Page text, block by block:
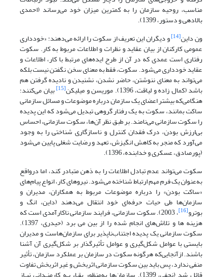
مناسب، روحیه سازمان را به کمترین میزان خود می‌رساند (احمدی
بالادهی و دستور، 1399).
ون داین[14] و دیگران این تعریف از سکوت را ارائه می‌دهند: «خوددارى
عمومى کارکنان از بیان عقاید و نظرات و اطلاعات مربوط به کار. سکوت
رفتارى است عمدى که در آن از طرح ایده‌های مرتبط با کار، اطلاعات و
عقاید خوددارى می‌شود. سکوت، فقط به معناى سخن نگفتن نیست بلکه
می‌تواند به معناى ننوشتن، حاضر نشدن، نشنیدن و نادیده گرفتن هم
باشد (کمال زاده و لیاقت، 1396). موریسن و میلیکن [15] بیان می‌کنند؛
هنگامی‌که بیشتر اعضاى یک سازمان درباره موضوعات و مسائل سازمانى
ساکت بمانند، سکوت به یک رفتار گروهى تبدیل می‌شود که این پدیده
را سکوت سازمانى می‌نامند. بر طبق نظر آن‌ها، سکوت سازمانى، احساس
بی‌ارزش بودن، درک فقدان کنترل و ناسازگارى شناختی را به وجود
می‌آورد که منجر به کاهش انگیزش، تعهد و رضایت شغلى پایین می‌شود
(پورصادق، عسکرى و خدابنده، 1396).
سکوت می‌تواند عدم تبادل اطلاعات را به ذهن متبادر کند، اما درواقع
به‌عنوان یک فرم مهم ارتباط شناخته می‌شود. نیروهای کار، انواع پیام‌های
«ساکت بودن» را درباره موضوعات مربوط به همکاران، مدیران و
سازمان‌ها طی حیات حرفه‌ای خود انتقال می‌دهند (داین، انگ و
بوترو[16] ، 2003). سکوت سازمانی، فرایند سازمانی ناکارآمدی است که
هزینه ها و تلاش‌های انجام شده را از بین می برد (حیدری، 1397).
سکوت سازمانی یک پدیده اجتناب‌ناپذیر برای سازمان‌هاست و مدیران
بایستی با عوامل شکل‌گیری و عوامل تأثیرگذار بر شکل‌گیری آن آشنا
باشند. ازآنجایی‌که هرگونه سکوت در سازمان بر عملکرد سازمان، تأثیر
منفی ندارد، پس باید بین سکوت سازمانی اثربخش و غیر اثربخش تفاوت